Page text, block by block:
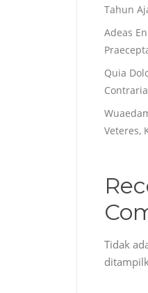
Tahun
Adeas
Quia
Veteres,
Tidak